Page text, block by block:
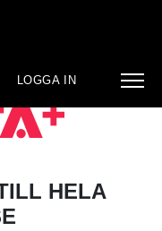
LOGGA IN
HELA